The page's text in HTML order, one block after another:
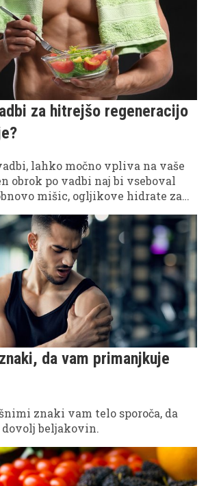
za hitrejšo regeneracijo
lahko močno vpliva na vaše
obrok po vadbi naj bi vseboval
mišic, ogljikove hidrate za
da vam primanjkuje
znaki vam telo sporoča, da
beljakovin.